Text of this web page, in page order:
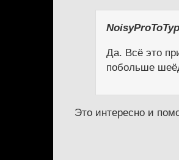
Да. Всё это
побольше
Это интересно и